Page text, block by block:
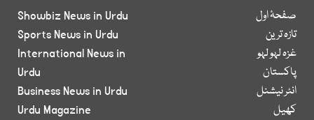
صفحۂ اول
تازہ ترین
غزہ لہو لہو
پاکستان
انٹر نیشنل
کھیل
Showbiz News in Urdu
Sports News in Urdu
International News in
Urdu
Business News in Urdu
Urdu Magazine